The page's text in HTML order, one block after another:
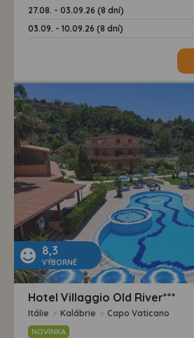
27.08. - 03.09.26 (8 dní)
03.09. - 10.09.26 (8 dní)
8,3
VÝBORNÉ
Hotel Villaggio Old River***
Itálie > Kalábrie > Capo Vaticano
NOVINKA